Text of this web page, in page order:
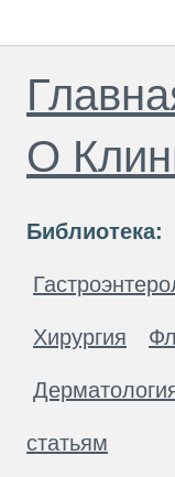
О
Библиотека:
Хирургия
статьям